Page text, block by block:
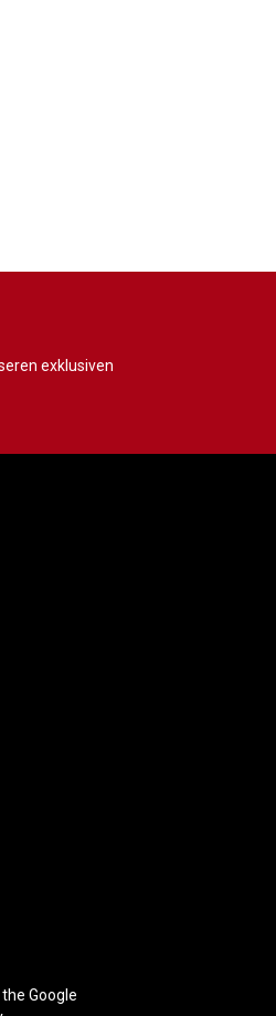
exklusiven
Google